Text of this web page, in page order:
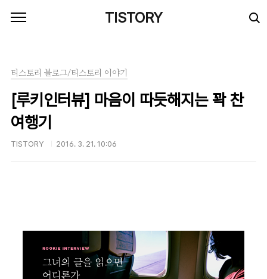
TISTORY
티스토리 블로그/티스토리 이야기
[루키인터뷰] 마음이 따듯해지는 꽉 찬
여행기
TISTORY 2016. 3. 21. 10:06